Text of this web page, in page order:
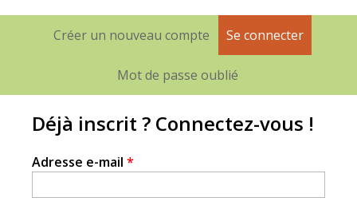
Vermois
OngletsCréer un nouveau compte Se connecter(onglet
Mot de passe oublié
Déjà inscrit ? Connectez-vous !
Adresse e-mail *